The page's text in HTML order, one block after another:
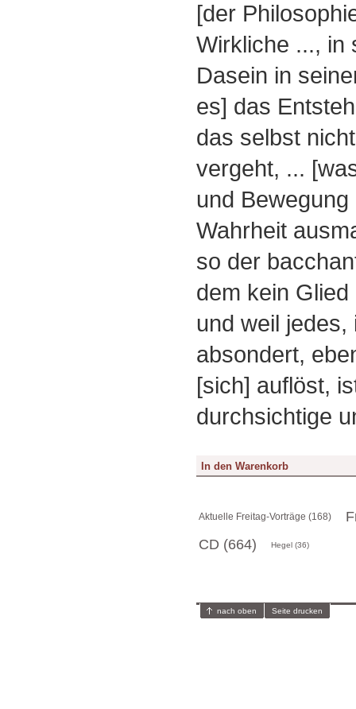
[der
Wirkliche ..., in
Dasein in
es] das
das selbst
vergeht, ...
und
Wahrheit
so der
dem kein
und weil
absondert,
[sich] auflöst,
durchsichtige
Aktuelle Freitag-Vorträge (168)
CD (664)
Hegel (36)
nach oben Seite drucken